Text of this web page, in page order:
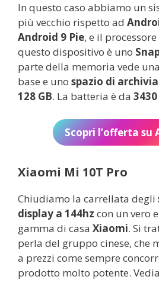
In questo caso abbiamo un
più vecchio rispetto ad
Android 9 Pie, e il
questo dispositivo è uno
parte della memoria vede una
base e uno spazio di
128 GB. La batteria è da
Scopri l’offerta su
Xiaomi Mi 10T Pro
Chiudiamo la carrellata degli
display a 144hz con un vero
gamma di casa Xiaomi. Si
perla del gruppo cinese, che
a prezzi come sempre
prodotto molto potente.